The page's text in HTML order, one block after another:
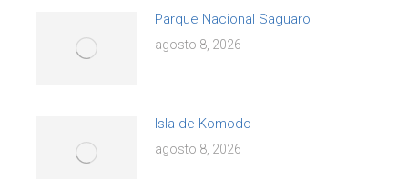
Parque Nacional Saguaro
agosto 8, 2026
Isla de Komodo
agosto 8, 2026